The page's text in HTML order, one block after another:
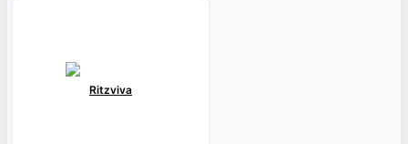
Ritzviva